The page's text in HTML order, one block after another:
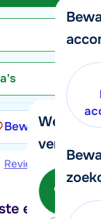
We
verder!
Bewaren
Reviews
en lift in